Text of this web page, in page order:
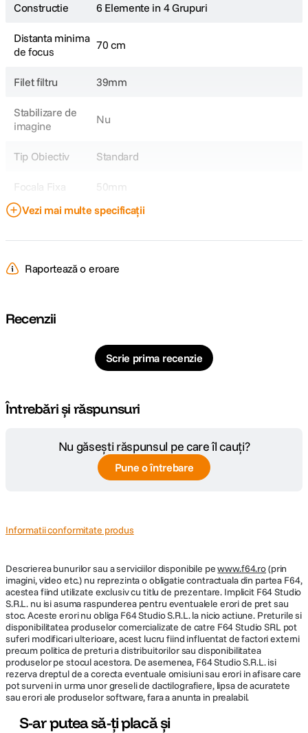
Constructie 6 Elemente in 4 Grupuri
Distanta minima
de focus
70 cm
Filet filtru 39mm
Stabilizare de
imagine
Nu
Tip Obiectiv Standard
Focala Fixa 50mm
Unghi de
Raport marire
Manual Focus
43.5 mm
DETALII PRODUCATOR
Cod producator 11826
Vezi mai multe specificații
Raportează o eroare
Recenzii
Scrie prima recenzie
Întrebări și răspunsuri
Nu găsești răspunsul pe care îl cauți?
Pune o întrebare
Informatii conformitate produs
Descrierea bunurilor sau a serviciilor disponibile pewww.f64.ro(prin
imagini, video etc.) nu reprezinta o obligatie contractuala din partea F64,
acestea fiind utilizate exclusiv cu titlu de prezentare. Implicit F64 Studio
S.R.L. nu isi asuma raspunderea pentru eventualele erori de pret sau
stoc. Aceste erori nu obliga F64 Studio S.R.L. la nicio actiune. Preturile si
disponibilitatea produselor comercializate de catre F64 Studio SRL pot
suferi modificari ulterioare, acest lucru fiind influentat de factori externi
precum politica de preturi a distribuitorilor sau disponibilitatea
produselor pe stocul acestora. De asemenea, F64 Studio S.R.L. isi
rezerva dreptul de a corecta eventuale omisiuni sau erori in afisare care
pot surveni in urma unor greseli de dactilografiere, lipsa de acuratete
sau erori ale produselor software, fara a anunta in prealabil.
S-ar putea să-ți placă și